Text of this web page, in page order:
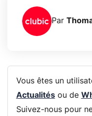
Par
Vous êtes un
Actualitésou de
Suivez-nous pour